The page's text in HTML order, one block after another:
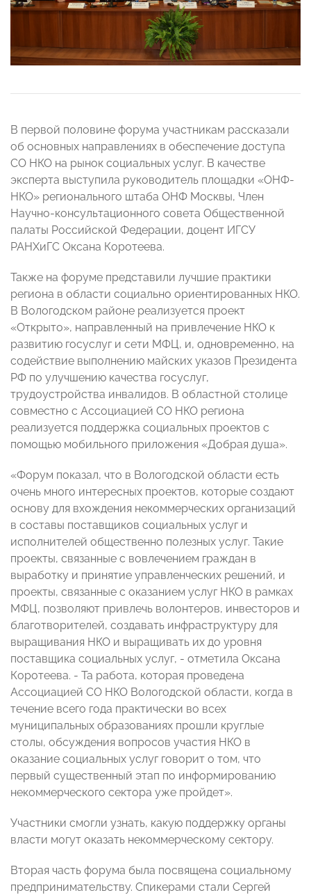
В первой половине форума участникам рассказали
об основных направлениях в обеспечение доступа
СО НКО на рынок социальных услуг. В качестве
эксперта выступила руководитель площадки «ОНФ-
НКО» регионального штаба ОНФ Москвы, Член
Научно-консультационного совета Общественной
палаты Российской Федерации, доцент ИГСУ
РАНХиГС Оксана Коротеева.
Также на форуме представили лучшие практики
региона в области социально ориентированных НКО.
В Вологодском районе реализуется проект
«Открыто», направленный на привлечение НКО к
развитию госуслуг и сети МФЦ, и, одновременно, на
содействие выполнению майских указов Президента
РФ по улучшению качества госуслуг,
трудоустройства инвалидов. В областной столице
совместно с Ассоциацией СО НКО региона
реализуется поддержка социальных проектов с
помощью мобильного приложения «Добрая душа».
«Форум показал, что в Вологодской области есть
очень много интересных проектов, которые создают
основу для вхождения некоммерческих организаций
в составы поставщиков социальных услуг и
исполнителей общественно полезных услуг. Такие
проекты, связанные с вовлечением граждан в
выработку и принятие управленческих решений, и
проекты, связанные с оказанием услуг НКО в рамках
МФЦ, позволяют привлечь волонтеров, инвесторов и
благотворителей, создавать инфраструктуру для
выращивания НКО и выращивать их до уровня
поставщика социальных услуг, - отметила Оксана
Коротеева. - Та работа, которая проведена
Ассоциацией СО НКО Вологодской области, когда в
течение всего года практически во всех
муниципальных образованиях прошли круглые
столы, обсуждения вопросов участия НКО в
оказание социальных услуг говорит о том, что
первый существенный этап по информированию
некоммерческого сектора уже пройдет».
Участники смогли узнать, какую поддержку органы
власти могут оказать некоммерческому сектору.
Вторая часть форума была посвящена социальному
предпринимательству. Спикерами стали Сергей